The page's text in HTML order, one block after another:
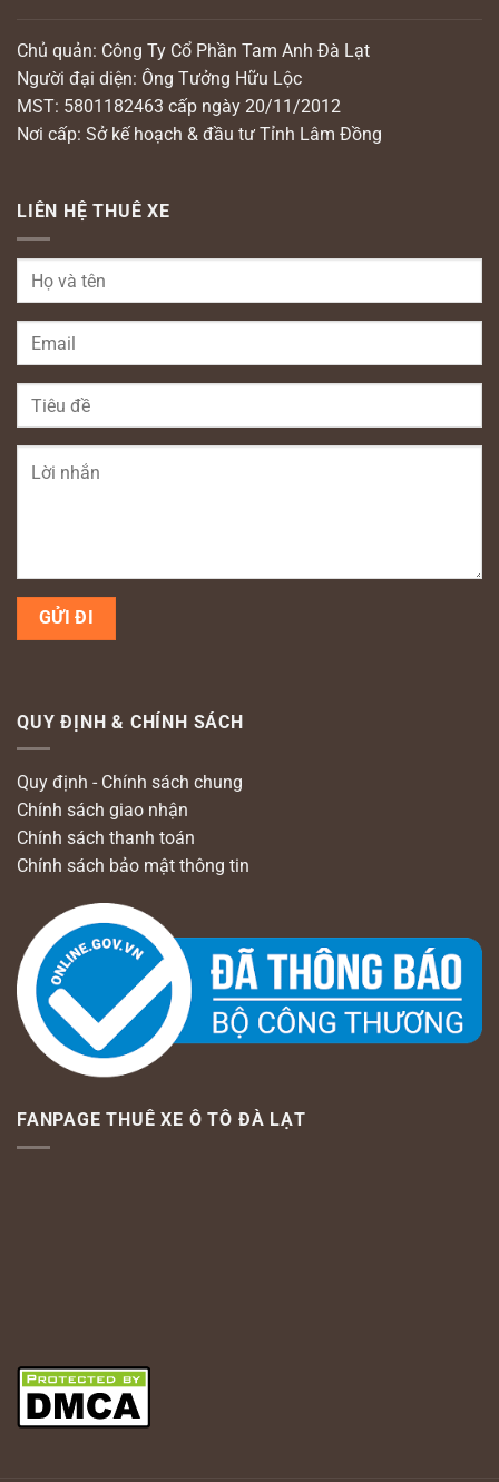
Chủ quản: Công Ty Cổ Phần Tam Anh Đà Lạt
Người đại diện: Ông Tưởng Hữu Lộc
MST: 5801182463 cấp ngày 20/11/2012
Nơi cấp: Sở kế hoạch & đầu tư Tỉnh Lâm Đồng
LIÊN HỆ THUÊ XE
QUY ĐỊNH & CHÍNH SÁCH
Quy định - Chính sách chung
Chính sách giao nhận
Chính sách thanh toán
Chính sách bảo mật thông tin
FANPAGE THUÊ XE Ô TÔ ĐÀ LẠT